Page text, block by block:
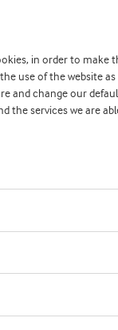
novos conceitos de
in order to make
use of the website
and change our
the services we are